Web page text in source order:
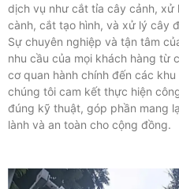
dịch vụ như cắt tỉa cây cảnh, xử
cành, cắt tạo hình, và xử lý cây
Sự chuyên nghiệp và tận tâm
nhu cầu của mọi khách hàng từ
cơ quan hành chính đến các
chúng tôi cam kết thực hiện
đúng kỹ thuật, góp phần mang
lành và an toàn cho cộng đồng.